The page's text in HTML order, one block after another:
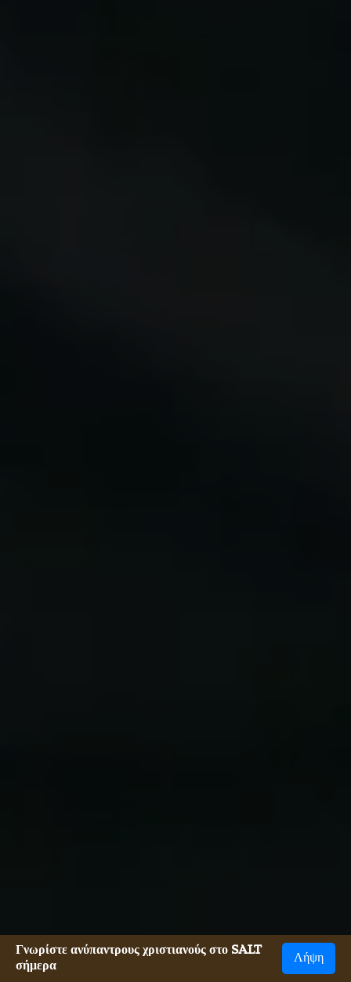
Γνωρίστε ανύπαντρους χριστιανούς στο SALT
σήμερα
Λήψη